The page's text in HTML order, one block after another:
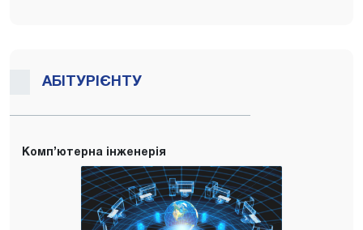
АБІТУРІЄНТУ
Комп’ютерна інженерія